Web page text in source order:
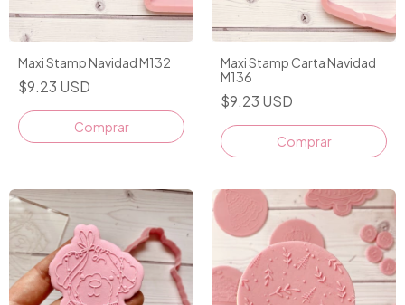
Maxi Stamp Navidad M132
$9.23 USD
Comprar
Maxi Stamp Carta Navidad
M136
$9.23 USD
Comprar